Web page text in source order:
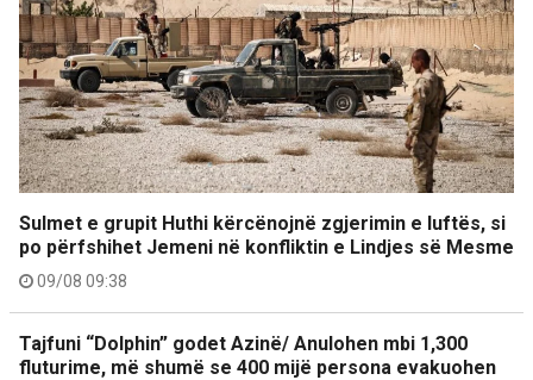
Sulmet e grupit Huthi kërcënojnë zgjerimin e luftës, si
po përfshihet Jemeni në konfliktin e Lindjes së Mesme
09/08 09:38
Tajfuni “Dolphin” godet Azinë/ Anulohen mbi 1,300
fluturime, më shumë se 400 mijë persona evakuohen